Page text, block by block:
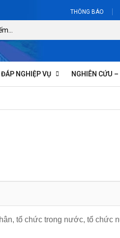
THÔNG BÁO
ĐÁP NGHIỆP VỤ NGHIÊN CỨU –
tổ chức trong nước, tổ chức